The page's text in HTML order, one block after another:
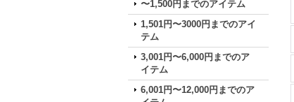
〜1,500円までのアイテム
1,501円〜3000円までのアイ
テム
3,001円〜6,000円までのア
イテム
6,001円〜12,000円までのア